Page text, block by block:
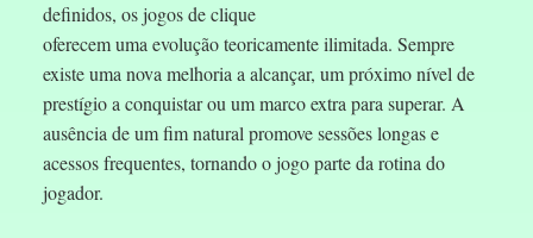
definidos, os jogos de clique
oferecem uma evolução teoricamente ilimitada. Sempre
existe uma nova melhoria a alcançar, um próximo nível de
prestígio a conquistar ou um marco extra para superar. A
ausência de um fim natural promove sessões longas e
acessos frequentes, tornando o jogo parte da rotina do
jogador.